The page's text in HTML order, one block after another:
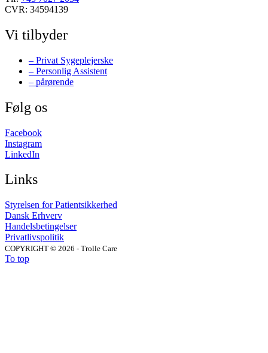
CVR: 34594139
Vi tilbyder
– Privat Sygeplejerske
– Personlig Assistent
– pårørende
Følg os
Facebook
Instagram
LinkedIn
Links
Styrelsen for Patientsikkerhed
Dansk Erhverv
Handelsbetingelser
Privatlivspolitik
COPYRIGHT © 2026 - Trolle Care
To top